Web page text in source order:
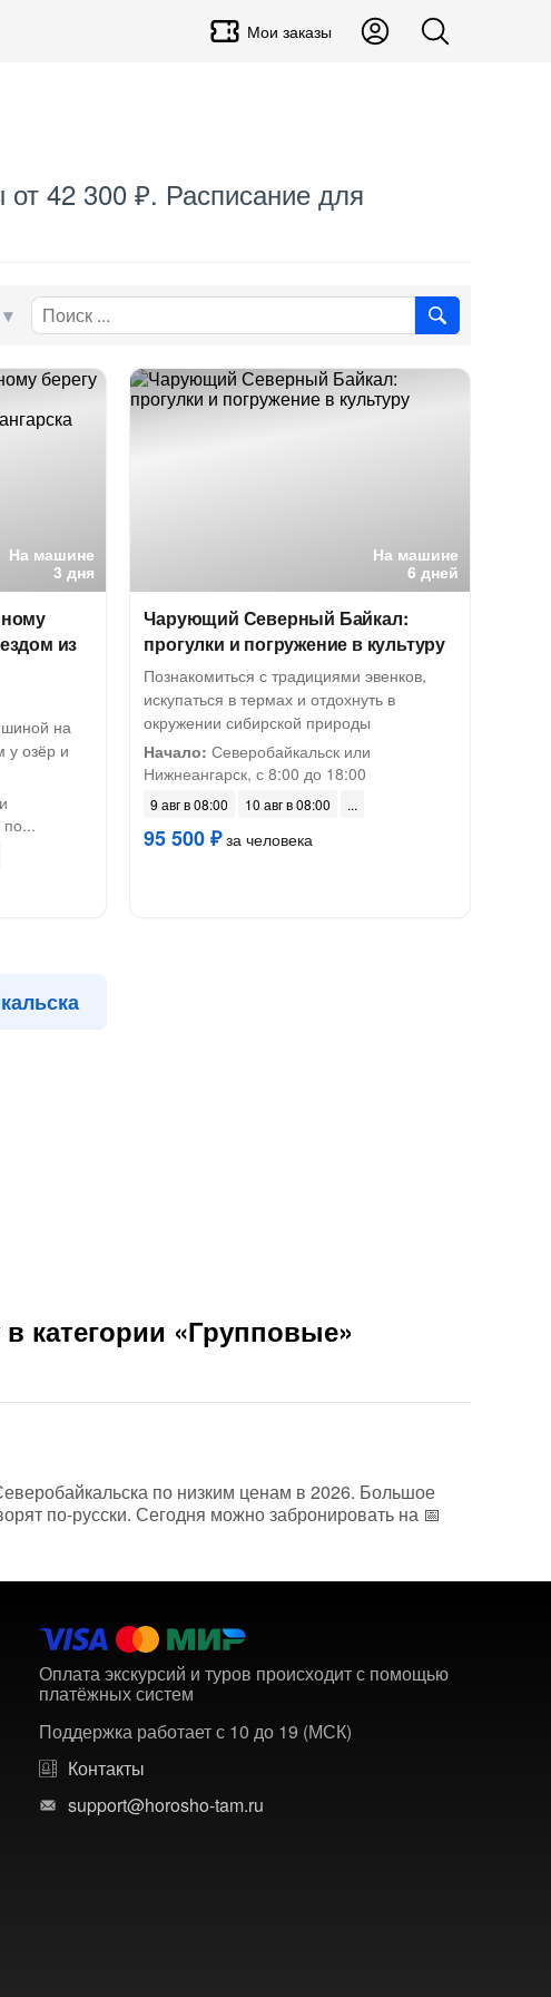
Мои заказы
42 300 ₽. Расписание для
На машине
3 дня
из
на
у озёр и
по...
На машине
6 дней
Чарующий Северный Байкал:
прогулки и погружение в культуру
Познакомиться с традициями эвенков,
искупаться в термах и отдохнуть в
окружении сибирской природы
Начало: Северобайкальск или
Нижнеангарск, с 8:00 до 18:00
9 авг в 08:00 10 авг в 08:00
95 500 ₽за человека
категории «Групповые»
по низким ценам в 2026. Большое
по-русски. Сегодня можно забронировать на 📅
Оплата экскурсий и туров происходит с помощью
платёжных систем
Поддержка работает с 10 до 19 (МСК)
Контакты
support@horosho-tam.ru